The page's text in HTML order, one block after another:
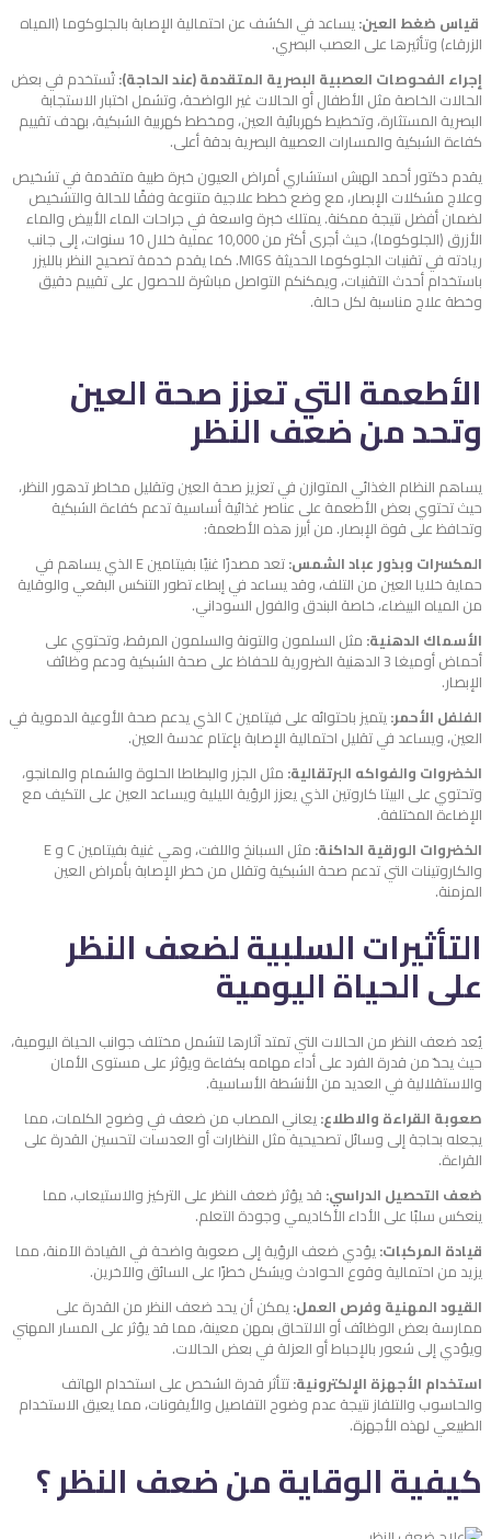
قياس ضغط العين:يساعد في الكشف عن احتمالية الإصابة بالجلوكوما (المياه
الزرقاء) وتأثيرها على العصب البصري.
إجراء الفحوصات العصبية البصرية المتقدمة (عند الحاجة):تُستخدم في بعض
الحالات الخاصة مثل الأطفال أو الحالات غير الواضحة، وتشمل اختبار الاستجابة
البصرية المستثارة، وتخطيط كهربائية العين، ومخطط كهربية الشبكية، بهدف تقييم
كفاءة الشبكية والمسارات العصبية البصرية بدقة أعلى.
يقدم دكتور أحمد الهبش استشاري أمراض العيون خبرة طبية متقدمة في تشخيص
وعلاج مشكلات الإبصار، مع وضع خطط علاجية متنوعة وفقًا للحالة والتشخيص
لضمان أفضل نتيجة ممكنة. يمتلك خبرة واسعة في جراحات الماء الأبيض والماء
الأزرق (الجلوكوما)، حيث أجرى أكثر من 10,000 عملية خلال 10 سنوات، إلى جانب
ريادته في تقنيات الجلوكوما الحديثة MIGS. كما يقدم خدمة تصحيح النظر بالليزر
باستخدام أحدث التقنيات، ويمكنكم التواصل مباشرة للحصول على تقييم دقيق
وخطة علاج مناسبة لكل حالة.
الأطعمة التي تعزز صحة العين
وتحد من ضعف النظر
يساهم النظام الغذائي المتوازن في تعزيز صحة العين وتقليل مخاطر تدهور النظر،
حيث تحتوي بعض الأطعمة على عناصر غذائية أساسية تدعم كفاءة الشبكية
وتحافظ على قوة الإبصار. من أبرز هذه الأطعمة:
المكسرات وبذور عباد الشمس:
تعد مصدرًا غنيًا بفيتامين E الذي يساهم في
حماية خلايا العين من التلف، وقد يساعد في إبطاء تطور التنكس البقعي والوقاية
من المياه البيضاء، خاصة البندق والفول السوداني.
الأسماك الدهنية: مثل السلمون والتونة والسلمون المرقط، وتحتوي على
أحماض أوميغا 3 الدهنية الضرورية للحفاظ على صحة الشبكية ودعم وظائف
الإبصار.
الفلفل الأحمر:
يتميز باحتوائه على فيتامين C الذي يدعم صحة الأوعية الدموية في
العين، ويساعد في تقليل احتمالية الإصابة بإعتام عدسة العين.
الخضروات والفواكه البرتقالية: مثل الجزر والبطاطا الحلوة والشمام والمانجو،
وتحتوي على البيتا كاروتين الذي يعزز الرؤية الليلية ويساعد العين على التكيف مع
الإضاءة المختلفة.
الخضروات الورقية الداكنة:
مثل السبانخ واللفت، وهي غنية بفيتامين C و E
والكاروتينات التي تدعم صحة الشبكية وتقلل من خطر الإصابة بأمراض العين
المزمنة.
التأثيرات السلبية لضعف النظر
على الحياة اليومية
يُعد ضعف النظر من الحالات التي تمتد آثارها لتشمل مختلف جوانب الحياة اليومية،
حيث يحدّ من قدرة الفرد على أداء مهامه بكفاءة ويؤثر على مستوى الأمان
والاستقلالية في العديد من الأنشطة الأساسية.
صعوبة القراءة والاطلاع:يعاني المصاب من ضعف في وضوح الكلمات، مما
يجعله بحاجة إلى وسائل تصحيحية مثل النظارات أو العدسات لتحسين القدرة على
القراءة.
ضعف التحصيل الدراسي: قد يؤثر ضعف النظر على التركيز والاستيعاب، مما
ينعكس سلبًا على الأداء الأكاديمي وجودة التعلم.
قيادة المركبات:يؤدي ضعف الرؤية إلى صعوبة واضحة في القيادة الآمنة، مما
يزيد من احتمالية وقوع الحوادث ويشكل خطرًا على السائق والآخرين.
القيود المهنية وفرص العمل:يمكن أن يحد ضعف النظر من القدرة على
ممارسة بعض الوظائف أو الالتحاق بمهن معينة، مما قد يؤثر على المسار المهني
ويؤدي إلى شعور بالإحباط أو العزلة في بعض الحالات.
استخدام الأجهزة الإلكترونية:تتأثر قدرة الشخص على استخدام الهاتف
والحاسوب والتلفاز نتيجة عدم وضوح التفاصيل والأيقونات، مما يعيق الاستخدام
الطبيعي لهذه الأجهزة.
كيفية الوقاية من ضعف النظر ؟